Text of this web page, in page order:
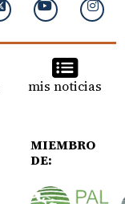
mis noticias
MIEMBRO
DE: